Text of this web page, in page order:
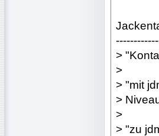
>
>
> "mit
>
>
> "zu